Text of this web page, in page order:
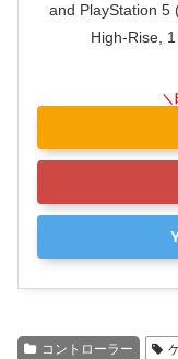
and PlayStation 5
High-Rise,
コントローラー